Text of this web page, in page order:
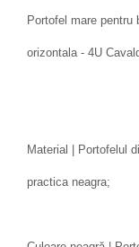
Portofel mare pentru
orizontala - 4U
Material | Portofelul
practica neagra;